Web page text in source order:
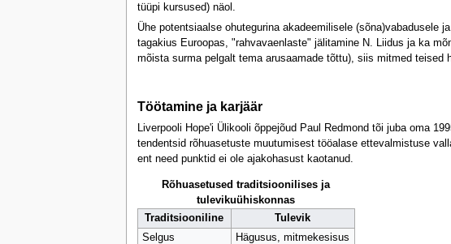
tüüpi kursused) näol.
Ühe potentsiaalse ohutegurina akadeemilisele (sõna)vabadusele
tagakius Euroopas, "rahvavaenlaste" jälitamine N. Liidus ja ka
mõista surma pelgalt tema arusaamade tõttu), siis mitmed
Töötamine ja karjäär
Liverpooli Hope'i Ülikooli õppejõud Paul Redmond tõi juba oma
tendentsid rõhuasetuste muutumisest tööalase ettevalmistuse
ent need punktid ei ole ajakohasust kaotanud.
Rõhuasetused traditsioonilises ja
tulevikuühiskonnas
Traditsiooniline
Tulevik
Selgus
Hägusus, mitmekesisus